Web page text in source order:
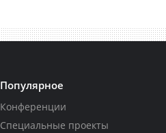
Популярное
Конференции
Специальные проекты